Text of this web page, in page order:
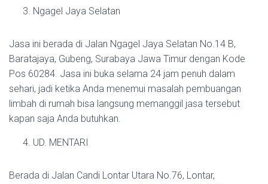
Ngagel Jaya Selatan
Jasa ini berada di Jalan Ngagel Jaya Selatan No.14 B,
Baratajaya, Gubeng, Surabaya Jawa Timur dengan Kode
Pos 60284. Jasa ini buka selama 24 jam penuh dalam
sehari, jadi ketika Anda menemui masalah pembuangan
limbah di rumah bisa langsung memanggil jasa tersebut
kapan saja Anda butuhkan.
UD. MENTARI
Berada di Jalan Candi Lontar Utara No.76, Lontar,